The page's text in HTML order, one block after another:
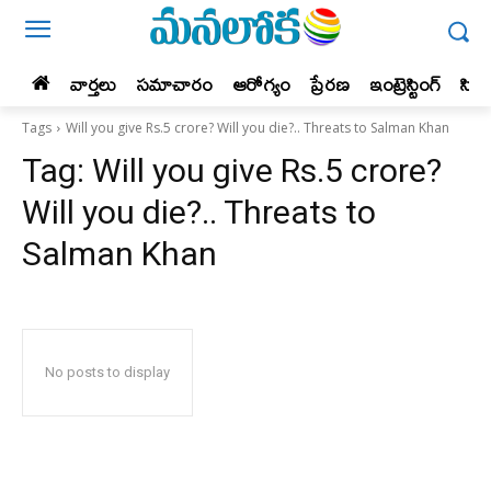
వార్తలు సమాచారం ఆరోగ్యం ప్రేర‌ణ‌ ఇంట్రెస్టింగ్‌
Tags Will you give Rs.5 crore? Will you die?.. Threats to Salman Khan
Tag: Will you give Rs.5 crore?
Will you die?.. Threats to
Salman Khan
No posts to display